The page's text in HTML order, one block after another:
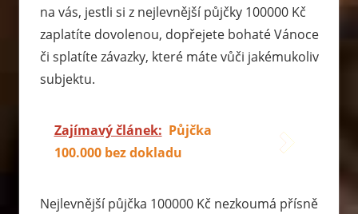
na vás, jestli si z nejlevnější půjčky 100000 Kč
zaplatíte dovolenou, dopřejete bohaté Vánoce
či splatíte závazky, které máte vůči jakémukoliv
subjektu.
Zajímavý článek: Půjčka
100.000 bez dokladu
Nejlevnější půjčka 100000 Kč nezkoumá přísně